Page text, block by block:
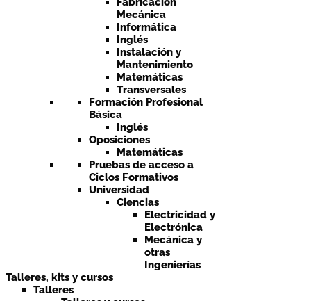
Mecánica
Informática
Inglés
Instalación y
Mantenimiento
Matemáticas
Transversales
Formación Profesional
Básica
Inglés
Oposiciones
Matemáticas
Pruebas de acceso a
Ciclos Formativos
Universidad
Ciencias
Electricidad y
Electrónica
Mecánica y
otras
Ingenierías
Talleres, kits y cursos
Talleres